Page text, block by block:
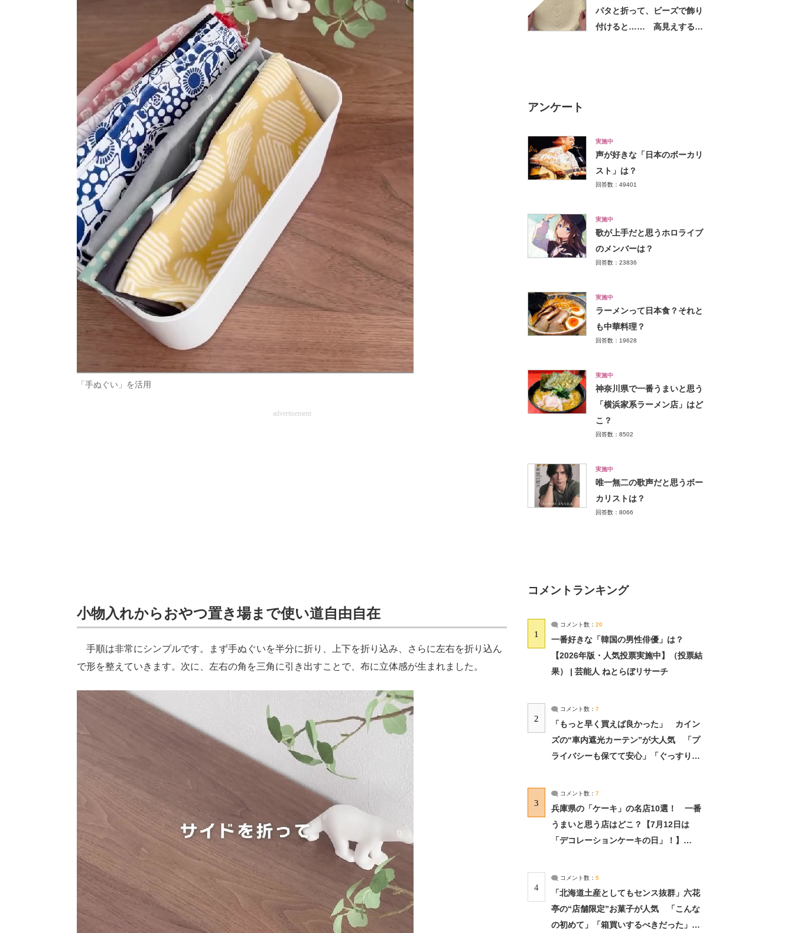
「手ぬぐい」を活用
advertisement
小物入れからおやつ置き場まで使い道自由自在
手順は非常にシンプルです。まず手ぬぐいを半分に折り、上下を折り込み、さらに左右を折り込ん
で形を整えていきます。次に、左右の角を三角に引き出すことで、布に立体感が生まれました。
パタと折って、ビーズで飾り
付けると…… 高見えする完
アンケート
実施中
声が好きな「日本のボーカリ
スト」は？
回答数：49401
実施中
歌が上手だと思うホロライブ
のメンバーは？
回答数：23836
実施中
ラーメンって日本食？それと
も中華料理？
回答数：19628
実施中
神奈川県で一番うまいと思う
「横浜家系ラーメン店」はど
こ？
回答数：8502
実施中
唯一無二の歌声だと思うボー
カリストは？
回答数：8066
コメントランキング
1
コメント数： 20
一番好きな「韓国の男性俳優」は？
【2026年版・人気投票実施中】（投票結
果） | 芸能人 ねとらぼリサーチ
2
コメント数： 7
「もっと早く買えば良かった」 カイン
ズの“車内遮光カーテン”が大人気 「プ
ライバシーも保てて安心」「ぐっすり眠
3
コメント数： 7
兵庫県の「ケーキ」の名店10選！ 一番
うまいと思う店はどこ？【7月12日は
「デコレーションケーキの日」！】
4
コメント数： 5
「北海道土産としてもセンス抜群」六花
亭の“店舗限定”お菓子が人気 「こんな
の初めて」「箱買いするべきだった」